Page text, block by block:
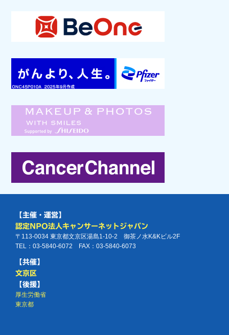
【主催・運営】
認定NPO法人キャンサーネットジャパン
〒113-0034 東京都文京区湯島1-10-2 御茶ノ水K&Kビル2F
TEL：03-5840-6072 FAX：03-5840-6073
【共催】
文京区
【後援】
厚生労働省
東京都